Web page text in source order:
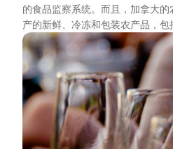
的食品监察系统。而且，加拿大
产的新鲜、冷冻和包装农产品，包
图
像